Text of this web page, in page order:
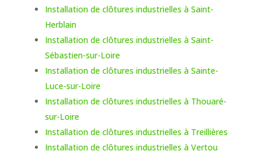
Installation de clôtures industrielles à Saint-
Herblain
Installation de clôtures industrielles à Saint-
Sébastien-sur-Loire
Installation de clôtures industrielles à Sainte-
Luce-sur-Loire
Installation de clôtures industrielles à Thouaré-
sur-Loire
Installation de clôtures industrielles à Treillières
Installation de clôtures industrielles à Vertou